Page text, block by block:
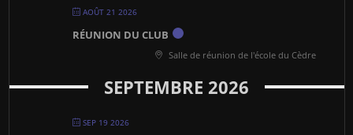
AOÛT 21 2026
RÉUNION DU CLUB
Salle de réunion de l'école du Cèdre
SEPTEMBRE 2026
SEP 19 2026